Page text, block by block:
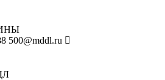
500@mddl.ru